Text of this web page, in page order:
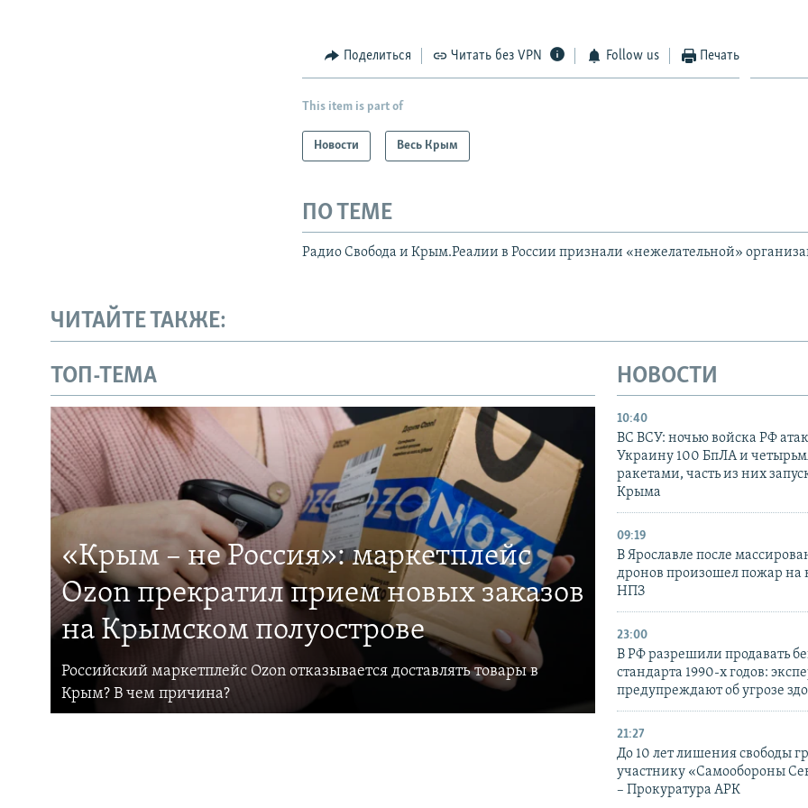
Поделиться Читать без VPN Follow us Печать
This item is part of
Новости Весь Крым
ПО ТЕМЕ
Радио Свобода и Крым.Реалии в России признали «нежелательной»
ЧИТАЙТЕ ТАКЖЕ:
ТОП-ТЕМА
«Крым – не Россия»: маркетплейс
Ozon прекратил прием новых заказов
на Крымском полуострове
Российский маркетплейс Ozon отказывается доставлять товары в
Крым? В чем причина?
НОВОСТИ
10:40
ВС ВСУ: ночью войска РФ
Украину 100 БпЛА и
ракетами, часть из них
Крыма
09:19
В Ярославле после
дронов произошел пожар на
НПЗ
23:00
В РФ разрешили продавать
стандарта 1990-х годов:
предупреждают об угрозе
21:27
До 10 лет лишения свободы
участнику «Самообороны
– Прокуратура АРК